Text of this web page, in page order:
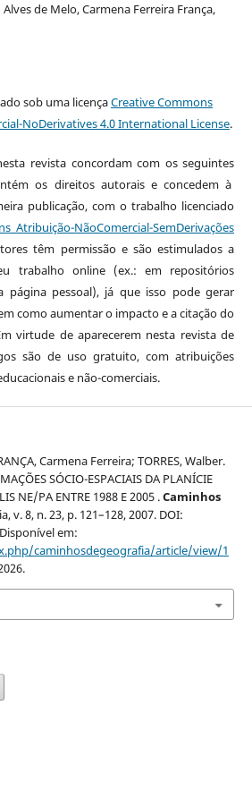
de Melo, Carmena Ferreira França,
sob uma licençaCreative Commons
NoDerivatives 4.0 International License.
revista concordam com os seguintes
os direitos autorais e concedem à
publicação, com o trabalho licenciado
Atribuição-NãoComercial-SemDerivações
têm permissão e são estimulados a
trabalho online (ex.: em repositórios
página pessoal), já que isso pode gerar
como aumentar o impacto e a citação do
virtude de aparecerem nesta revista de
são de uso gratuito, com atribuições
e não-comerciais.
Carmena Ferreira; TORRES, Walber.
SÓCIO-ESPACIAIS DA PLANÍCIE
NE/PA ENTRE 1988 E 2005 .Caminhos
v. 8, n. 23, p. 121–128, 2007. DOI:
em:
caminhosdegeografia/article/view/1